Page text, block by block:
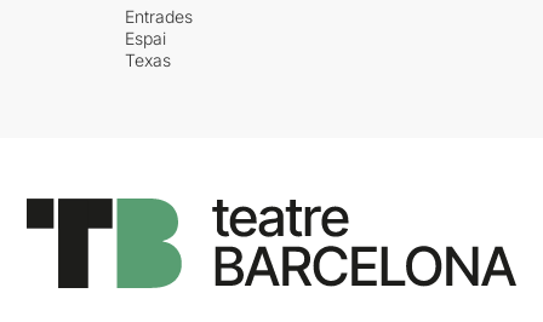
Entrades
Espai
Texas